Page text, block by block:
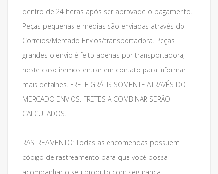
dentro de 24 horas após ser aprovado o pagamento.
Peças pequenas e médias são enviadas através do
Correios/Mercado Envios/transportadora. Peças
grandes o envio é feito apenas por transportadora,
neste caso iremos entrar em contato para informar
mais detalhes. FRETE GRÁTIS SOMENTE ATRAVÉS DO
MERCADO ENVIOS. FRETES A COMBINAR SERÃO
CALCULADOS.
RASTREAMENTO: Todas as encomendas possuem
código de rastreamento para que você possa
acompanhar o seu produto com segurança.